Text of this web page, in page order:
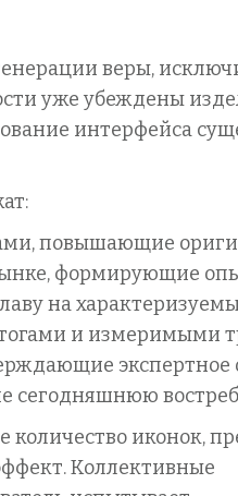
веры,
уже убеждены
интерфейса
повышающие
формирующие
на
и измеримыми
экспертное
сегодняшнюю
количество иконок,
Коллективные